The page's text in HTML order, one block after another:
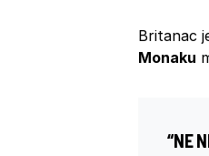
Britanac
Monaku
“NE